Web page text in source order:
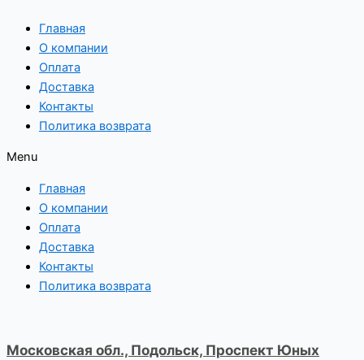
содержимому
Главная
О компании
Оплата
Доставка
Контакты
Политика возврата
Menu
Главная
О компании
Оплата
Доставка
Контакты
Политика возврата
Московская обл., Подольск, Проспект Юных